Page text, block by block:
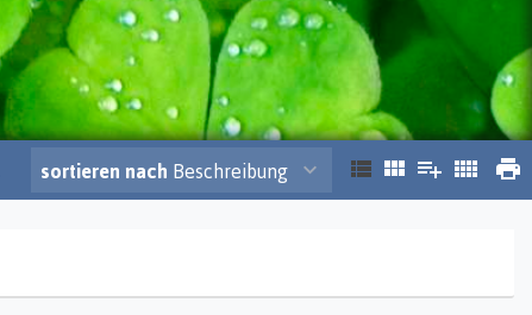
sortieren nach Beschreibung